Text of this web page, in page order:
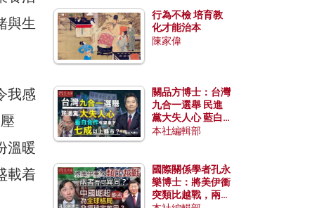
與生
我感
溫暖
載着
行為不檢 培育教
化才能治本
陳家偉
關品方博士：台灣
九合一選舉 民進
黨大失人心 藍白
合作有望拿下七成
本社編輯部
國際關係學者孔永
樂博士：將美伊衝
突類比越戰，兩者